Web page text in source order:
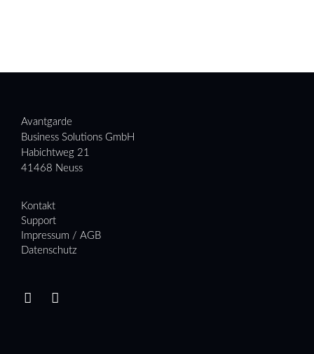
Avantgarde
Business Solutions GmbH
Habichtweg 21
41468 Neuss
Kontakt
Support
Impressum / AGB
Datenschutz